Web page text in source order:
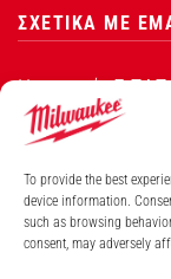
To provide the best
device information.
such as browsing
consent, may adversely
ΣΧΕΤΙΚΑ ΜΕ
Η εταιρεία
Industries Co. Ltd
λογότυπο
Λ. ΒΕΙΚΟΥ 131,